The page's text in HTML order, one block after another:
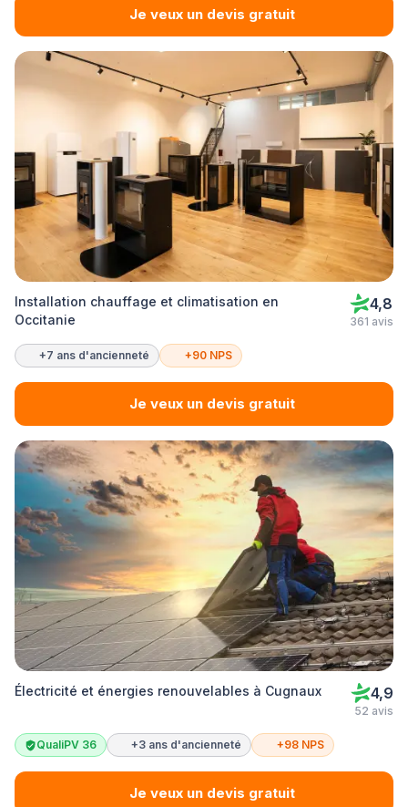
Je veux un devis gratuit
Installation chauffage et climatisation en
Occitanie
4,8
361 avis
+7 ans d'ancienneté +90 NPS
Je veux un devis gratuit
Électricité et énergies renouvelables à Cugnaux 4,9
52 avis
QualiPV 36 +3 ans d'ancienneté +98 NPS
Je veux un devis gratuit